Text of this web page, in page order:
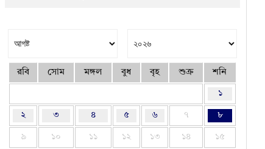
রবি সোম মঙ্গল বুধ বৃহ শুক্র শনি
১
২ ৩ ৪ ৫ ৬ ৭ ৮
৯ ১০ ১১ ১২ ১৩ ১৪ ১৫